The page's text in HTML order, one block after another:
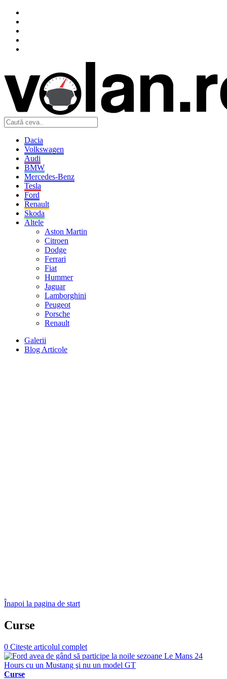
Dacia
Volkswagen
Audi
BMW
Mercedes-Benz
Tesla
Ford
Renault
Skoda
Altele
Aston Martin
Citroen
Dodge
Ferrari
Fiat
Hummer
Jaguar
Lamborghini
Peugeot
Porsche
Renault
Galerii
Blog Articole
Înapoi la pagina de start
Curse
0 Citește articolul complet
Curse